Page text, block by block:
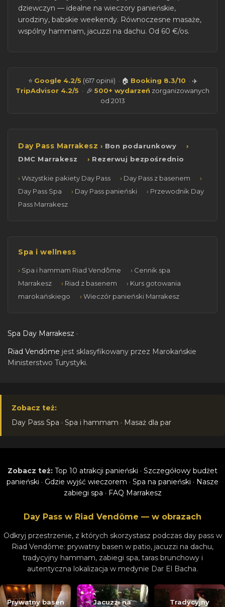
dziewczyn — idealne na wieczory panieńskie,
urodziny, babskie weekendy. Równoczesne masaże,
wspólny hammam, jacuzzi na dachu. Od 60 €/os.
⭐ Google 4.2/5 (617 opinii) · 🏠 Booking 8.3/10 · ✈️
TripAdvisor 4.2/5 · 🎉 500+ wydarzeń zorganizowanych
od 2013
Day Pass Marrakesz
Bon podarunkowy
DMC Marrakesz
Rezerwuj bezpośrednio
Wszystkie pakiety Day Pass
Day Pass z basenem
Day Pass Spa
Day Pass panieński
Przewodnik Day
Pass Marrakesz
Spa i wellness
Spa i hammam Riad Vendôme
Cennik spa
Marrakesz
Riad z basenem
Kurs gotowania
marokańskiego
Wieczór panieński Marrakesz
Spa Day Marrakesz ·
Riad Vendôme jest sklasyfikowany przez Marokańskie
Ministerstwo Turystyki.
Zobacz też:
Day Pass Spa · Spa i hammam · Masaż dla par
Zobacz też: Top 10 atrakcji panieński · Szczegółowy budżet
panieński · Gdzie wyjść wieczorem · Spa na panieński · Nasze
zabiegi spa · FAQ Marrakesz
Day Pass w Riad Vendôme — w obrazach
Odkryj przestrzenie, z których skorzystasz podczas day pass w
Riad Vendôme: prywatny basen w patio, jacuzzi na dachu,
tradycyjny hammam, zabiegi spa, taras brunchowy i
autentyczna lokalizacja w medynie Dar El Bacha.
Prywatny basen
Jacuzzi na
Tradycyjny